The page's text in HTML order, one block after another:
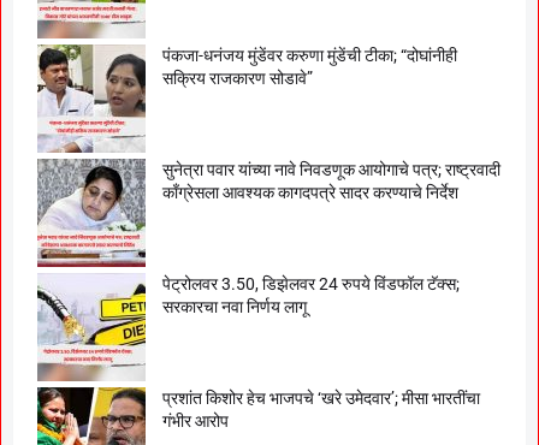
पंकजा-धनंजय मुंडेंवर करुणा मुंडेंची टीका; “दोघांनीही
सक्रिय राजकारण सोडावे”
सुनेत्रा पवार यांच्या नावे निवडणूक आयोगाचे पत्र; राष्ट्रवादी
काँग्रेसला आवश्यक कागदपत्रे सादर करण्याचे निर्देश
पेट्रोलवर 3.50, डिझेलवर 24 रुपये विंडफॉल टॅक्स;
सरकारचा नवा निर्णय लागू
प्रशांत किशोर हेच भाजपचे ‘खरे उमेदवार’; मीसा भारतींचा
गंभीर आरोप